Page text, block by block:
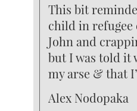
This bit
child in refugee
John and
but I was told it
my arse & that
Alex Nodopaka